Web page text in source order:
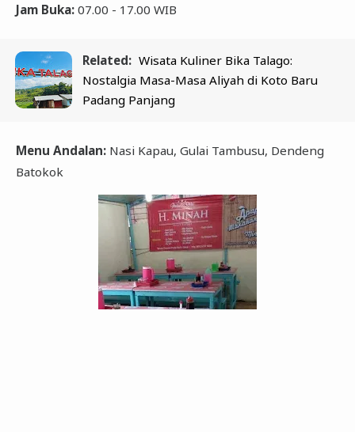
Jam Buka:07.00 - 17.00 WIB
Related: Wisata Kuliner Bika Talago:
Nostalgia Masa-Masa Aliyah di Koto Baru
Padang Panjang
Menu Andalan:Nasi Kapau, Gulai Tambusu, Dendeng
Batokok